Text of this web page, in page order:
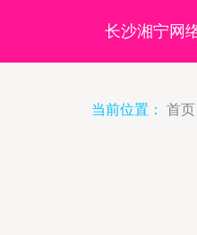
长沙湘宁网
当前位置： 首页